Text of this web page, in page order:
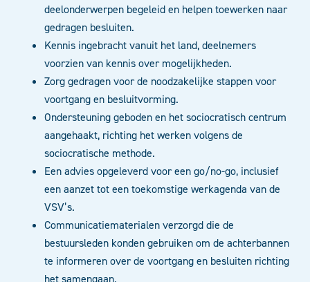
deelonderwerpen begeleid en helpen toewerken naar
gedragen besluiten.
Kennis ingebracht vanuit het land, deelnemers
voorzien van kennis over mogelijkheden.
Zorg gedragen voor de noodzakelijke stappen voor
voortgang en besluitvorming.
Ondersteuning geboden en het sociocratisch centrum
aangehaakt, richting het werken volgens de
sociocratische methode.
Een advies opgeleverd voor een go/no-go, inclusief
een aanzet tot een toekomstige werkagenda van de
VSV’s.
Communicatiematerialen verzorgd die de
bestuursleden konden gebruiken om de achterbannen
te informeren over de voortgang en besluiten richting